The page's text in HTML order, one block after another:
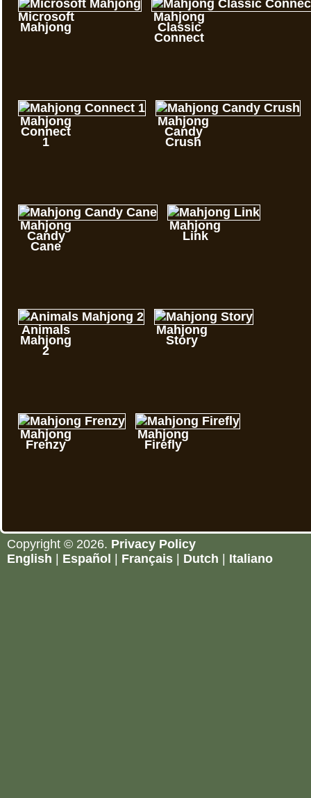
Microsoft
Mahjong
Mahjong
Classic
Connect
Mahjong
Connect
1
Mahjong
Candy
Crush
Mahjong
Candy
Cane
Mahjong
Link
Animals
Mahjong
2
Mahjong
Story
Mahjong
Frenzy
Mahjong
Firefly
Copyright © 2026. Privacy Policy
English | Español | Français | Dutch | Italiano